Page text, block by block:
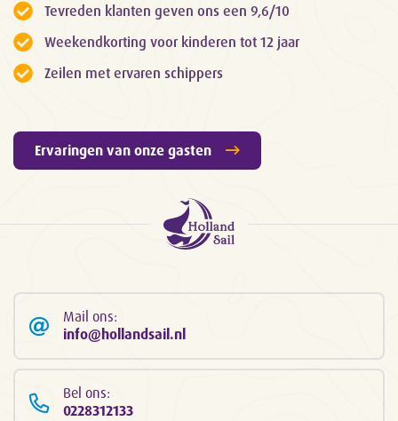
Tevreden klanten geven ons een 9,6/10
Weekendkorting voor kinderen tot 12 jaar
Zeilen met ervaren schippers
Ervaringen van onze gasten
Mail ons:
info@hollandsail.nl
Bel ons:
0228312133